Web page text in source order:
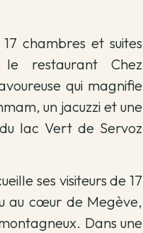
chambres et suites
restaurant Chez
qui magnifie
un jacuzzi et une
lac Vert de Servoz
ses visiteurs de 17
au cœur de Megève,
Dans une